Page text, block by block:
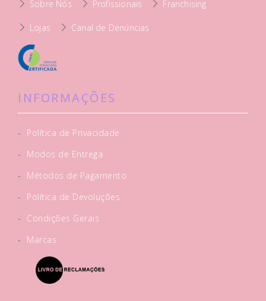
Sobre Nós Profissionais Franchising
Lojas Canal de Denúncias
INFORMAÇÕES
-
Política de Privacidade
-
Modos de Entrega
-
Métodos de Pagamento
-
Política de Devoluções
-
Condições Gerais
-
Marcas